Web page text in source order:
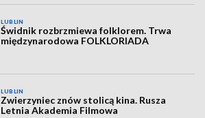
LUBLIN
Świdnik rozbrzmiewa folklorem. Trwa
międzynarodowa FOLKLORIADA
LUBLIN
Zwierzyniec znów stolicą kina. Rusza
Letnia Akademia Filmowa